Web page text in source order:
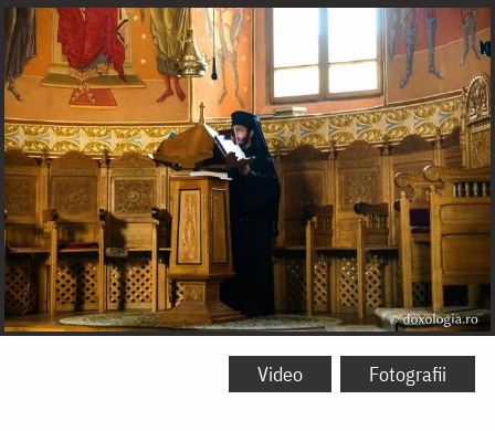
Video Fotografii